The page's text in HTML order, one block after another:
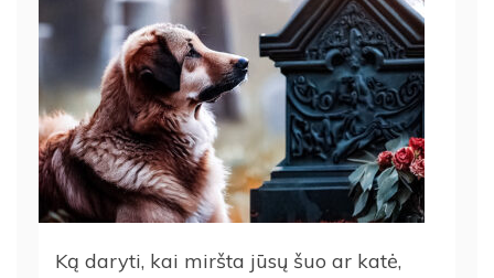
Ką daryti, kai miršta jūsų šuo ar katė,